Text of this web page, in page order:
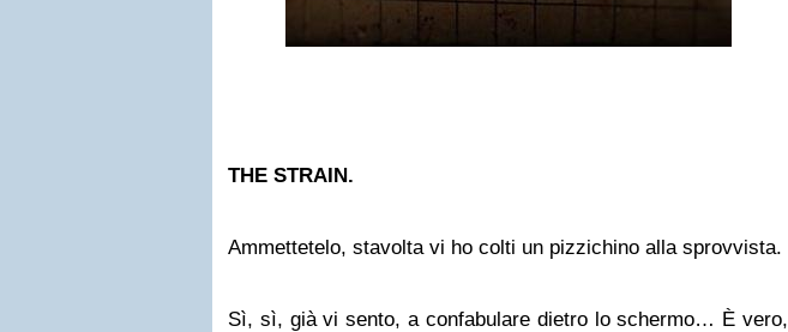
THE STRAIN.
Ammettetelo, stavolta vi ho colti un pizzichino alla sprovvista.
Sì, sì, già vi sento, a confabulare dietro lo schermo… È vero,